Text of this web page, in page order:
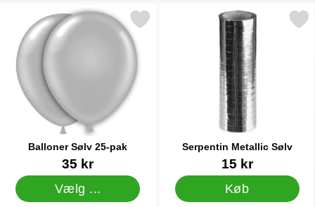
Balloner Sølv 25-pak
35 kr
Vælg ...
Markér balloner Sølv 25-pak som favorit
Serpentin Metallic Sølv
Varenr 1149715 kr
Køb
Markér serpentin